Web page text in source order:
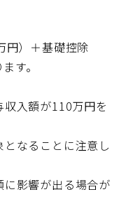
円）＋基礎控除
す。
収入額が110万円を
なることに注意し
に影響が出る場合が